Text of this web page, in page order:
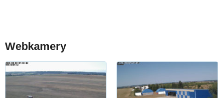
Webkamery